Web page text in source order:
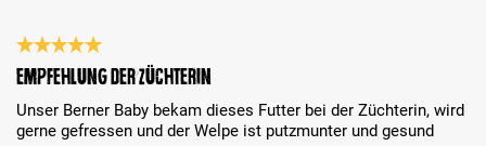
Reseña con calificación de 5 de 5 estrellas
Empfehlung der Züchterin
Unser Berner Baby bekam dieses Futter bei der Züchterin, wird
gerne gefressen und der Welpe ist putzmunter und gesund